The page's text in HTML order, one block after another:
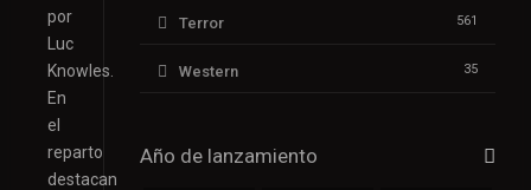
por
Luc
Knowles.
En
el
reparto
destacan
Terror 561
Western 35
Año de lanzamiento